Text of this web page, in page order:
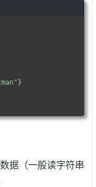
}
据（一般读字符串